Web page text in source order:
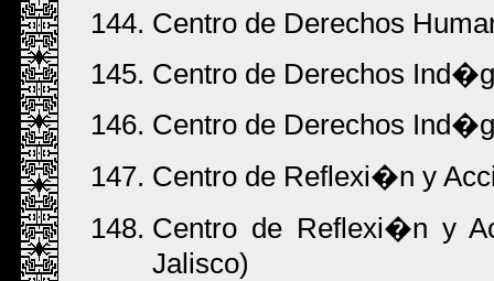
Centro de Derechos
Centro de Derechos
Centro de Derechos
Centro de Reflexi�n y
Centro de Reflexi�n y
Jalisco)